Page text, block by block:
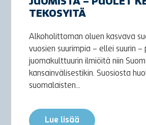
JUOMISTA – PUOLET
TEKOSYITÄ
Alkoholittoman oluen kasvava
vuosien suurimpia – ellei suurin –
juomakulttuurin ilmiöitä niin
kansainvälisestikin. Suosiosta
suomalaisten...
Lue lisää